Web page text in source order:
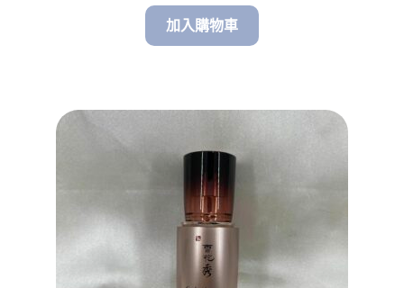
加入購物車